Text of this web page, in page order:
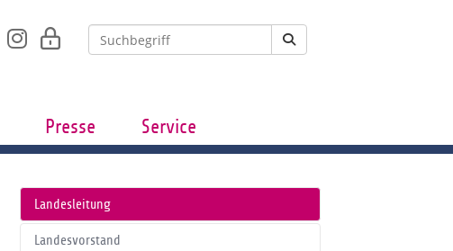
Presse Service
Landesleitung
Landesvorstand